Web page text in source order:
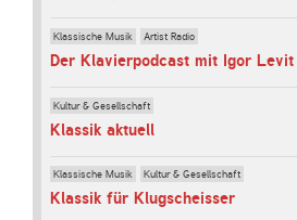
Klassische Musik Artist Radio
Der Klavierpodcast mit Igor Levit
Kultur & Gesellschaft
Klassik aktuell
Klassische Musik Kultur & Gesellschaft
Klassik für Klugscheisser